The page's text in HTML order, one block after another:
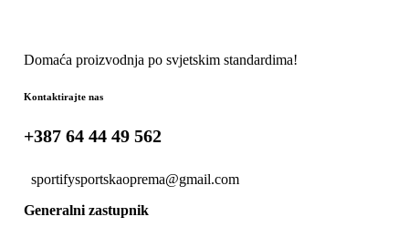
Domaća proizvodnja po svjetskim standardima!
Kontaktirajte nas
+387 64 44 49 562
sportifysportskaoprema@gmail.com
Generalni zastupnik